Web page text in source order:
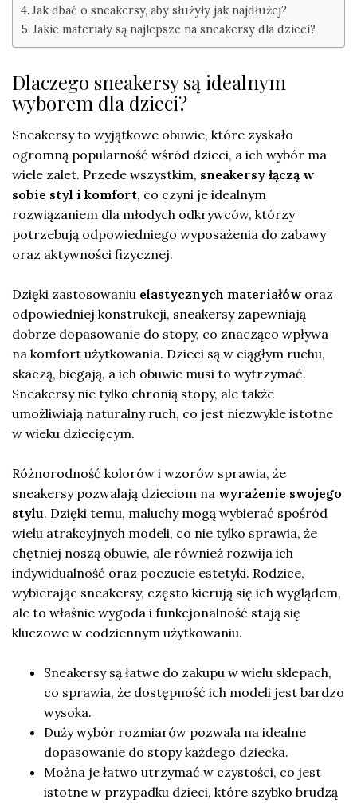
Jak dbać o sneakersy, aby służyły jak najdłużej?
Jakie materiały są najlepsze na sneakersy dla dzieci?
Dlaczego sneakersy są idealnym
wyborem dla dzieci?
Sneakersy to wyjątkowe obuwie, które zyskało
ogromną popularność wśród dzieci, a ich wybór ma
wiele zalet. Przede wszystkim, sneakersy łączą w
sobie styl i komfort, co czyni je idealnym
rozwiązaniem dla młodych odkrywców, którzy
potrzebują odpowiedniego wyposażenia do zabawy
oraz aktywności fizycznej.
Dzięki zastosowaniu elastycznych materiałów oraz
odpowiedniej konstrukcji, sneakersy zapewniają
dobrze dopasowanie do stopy, co znacząco wpływa
na komfort użytkowania. Dzieci są w ciągłym ruchu,
skaczą, biegają, a ich obuwie musi to wytrzymać.
Sneakersy nie tylko chronią stopy, ale także
umożliwiają naturalny ruch, co jest niezwykle istotne
w wieku dziecięcym.
Różnorodność kolorów i wzorów sprawia, że
sneakersy pozwalają dzieciom na wyrażenie swojego
stylu. Dzięki temu, maluchy mogą wybierać spośród
wielu atrakcyjnych modeli, co nie tylko sprawia, że
chętniej noszą obuwie, ale również rozwija ich
indywidualność oraz poczucie estetyki. Rodzice,
wybierając sneakersy, często kierują się ich wyglądem,
ale to właśnie wygoda i funkcjonalność stają się
kluczowe w codziennym użytkowaniu.
Sneakersy są łatwe do zakupu w wielu sklepach,
co sprawia, że dostępność ich modeli jest bardzo
wysoka.
Duży wybór rozmiarów pozwala na idealne
dopasowanie do stopy każdego dziecka.
Można je łatwo utrzymać w czystości, co jest
istotne w przypadku dzieci, które szybko brudzą